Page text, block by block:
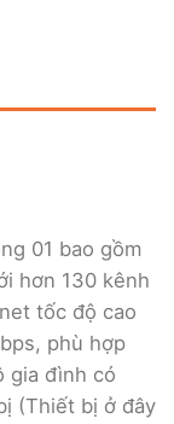
01 bao gồm
hơn 130 kênh
tốc độ cao
phù hợp
gia đình có
(Thiết bị ở đây